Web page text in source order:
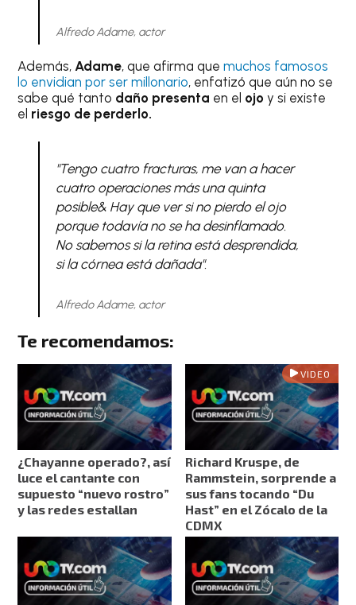
Alfredo Adame, actor
Además, Adame, que afirma que muchos famosos
lo envidian por ser millonario, enfatizó que aún no se
sabe qué tanto daño presenta en el ojoy si existe
el riesgo de perderlo.
"Tengo cuatro fracturas, me van a hacer
cuatro operaciones más una quinta
posible& Hay que ver si no pierdo el ojo
porque todavía no se ha desinflamado.
No sabemos si la retina está desprendida,
si la córnea está dañada".
Alfredo Adame, actor
Te recomendamos:
¿Chayanne operado?, así
luce el cantante con
supuesto “nuevo rostro”
y las redes estallan
VIDEO
Richard Kruspe, de
Rammstein, sorprende a
sus fans tocando “Du
Hast” en el Zócalo de la
CDMX